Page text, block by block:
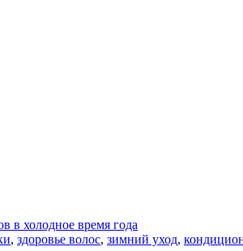
, здоровье волос, зимний уход,